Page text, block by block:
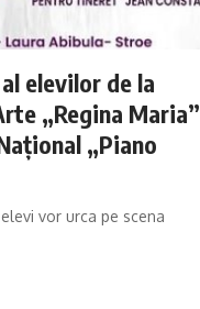
elevilor de la
„Regina Maria”
„Piano
vor urca pe scena